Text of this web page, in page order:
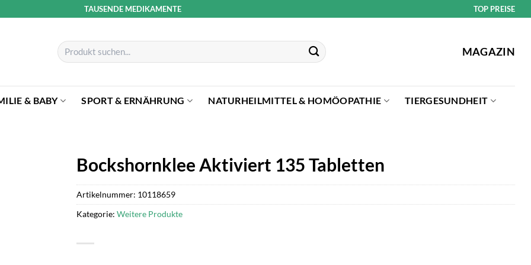
TAUSENDE MEDIKAMENTE TOP PREISE
Suchen
nach:
MAGAZIN
& BABY SPORT & ERNÄHRUNG NATURHEILMITTEL & HOMÖOPATHIE TIERGESUNDHEIT
Bockshornklee Aktiviert 135 Tabletten
Artikelnummer: 10118659
Kategorie: Weitere Produkte